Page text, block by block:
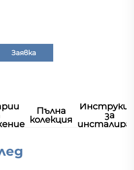
Заявка
Пълна
колекция
за